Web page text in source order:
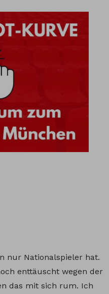
nur Nationalspieler hat.
enttäuscht wegen der
das mit sich rum. Ich